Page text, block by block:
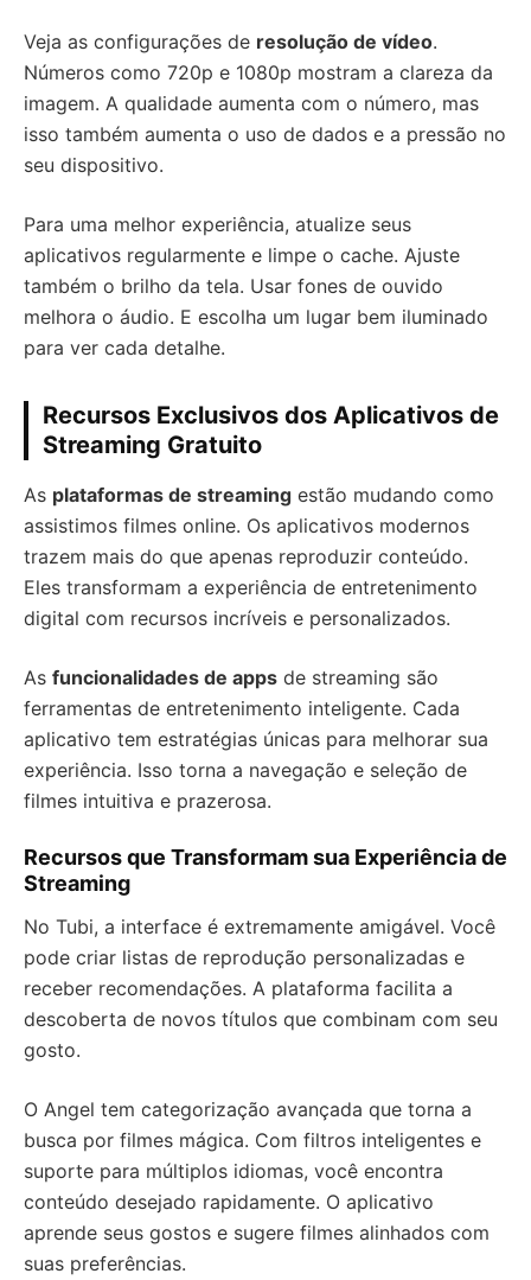
Veja as configurações de resolução de vídeo.
Números como 720p e 1080p mostram a clareza da
imagem. A qualidade aumenta com o número, mas
isso também aumenta o uso de dados e a pressão no
seu dispositivo.
Para uma melhor experiência, atualize seus
aplicativos regularmente e limpe o cache. Ajuste
também o brilho da tela. Usar fones de ouvido
melhora o áudio. E escolha um lugar bem iluminado
para ver cada detalhe.
Recursos Exclusivos dos Aplicativos de
Streaming Gratuito
As plataformas de streaming estão mudando como
assistimos filmes online. Os aplicativos modernos
trazem mais do que apenas reproduzir conteúdo.
Eles transformam a experiência de entretenimento
digital com recursos incríveis e personalizados.
As funcionalidades de apps de streaming são
ferramentas de entretenimento inteligente. Cada
aplicativo tem estratégias únicas para melhorar sua
experiência. Isso torna a navegação e seleção de
filmes intuitiva e prazerosa.
Recursos que Transformam sua Experiência de
Streaming
No Tubi, a interface é extremamente amigável. Você
pode criar listas de reprodução personalizadas e
receber recomendações. A plataforma facilita a
descoberta de novos títulos que combinam com seu
gosto.
O Angel tem categorização avançada que torna a
busca por filmes mágica. Com filtros inteligentes e
suporte para múltiplos idiomas, você encontra
conteúdo desejado rapidamente. O aplicativo
aprende seus gostos e sugere filmes alinhados com
suas preferências.